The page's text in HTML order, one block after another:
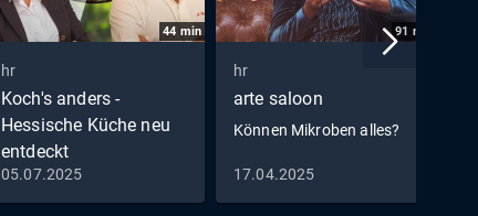
44 min
hr
Koch's anders -
Hessische Küche neu
entdeckt
"Dippetopf" von Ali
Güngörmüs
05.07.2025
91 min
hr
arte saloon
Können Mikroben alles?
17.04.2025